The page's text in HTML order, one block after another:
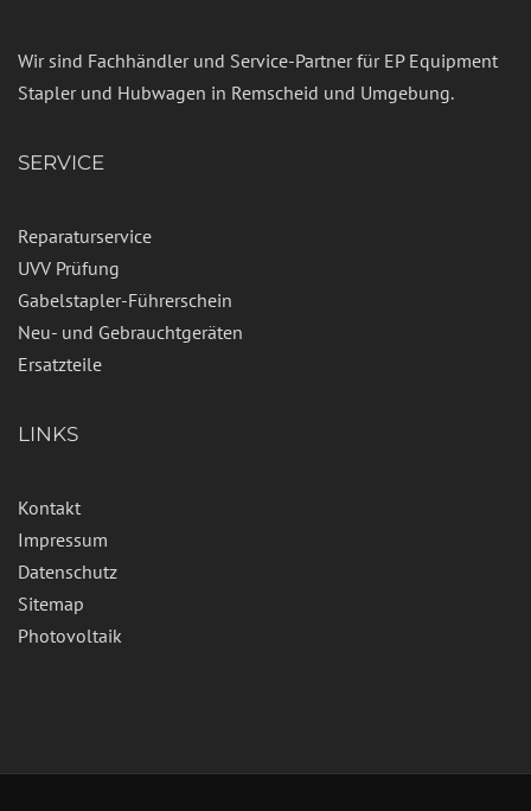
Wir sind Fachhändler und Service-Partner für EP Equipment
Stapler und Hubwagen in Remscheid und Umgebung.
SERVICE
Reparaturservice
UVV Prüfung
Gabelstapler-Führerschein
Neu- und Gebrauchtgeräten
Ersatzteile
LINKS
Kontakt
Impressum
Datenschutz
Sitemap
Photovoltaik